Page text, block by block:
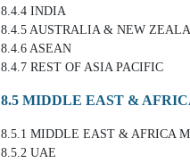
8.4.4 INDIA
8.4.5 AUSTRALIA & NEW
8.4.6 ASEAN
8.4.7 REST OF ASIA PACIFIC
8.5 MIDDLE EAST &
8.5.1 MIDDLE EAST & AFRICA
8.5.2 UAE